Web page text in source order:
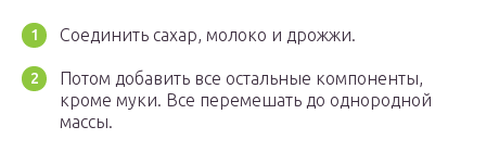
Соединить сахар, молоко и дрожжи.
Потом добавить все остальные компоненты,
кроме муки. Все перемешать до однородной
массы.